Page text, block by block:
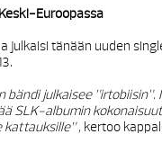
Euroopassa
julkaisi tänään uuden
bändi julkaisee
SLK-albumin
kattauksille” , kertoo